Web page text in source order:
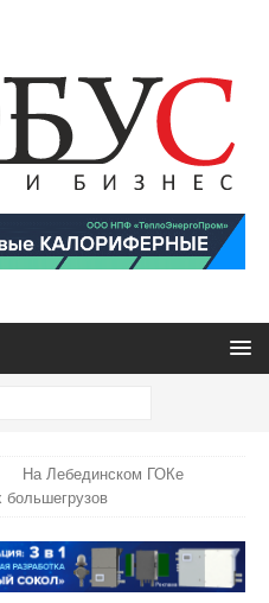
На Лебединском ГОКе
большегрузов